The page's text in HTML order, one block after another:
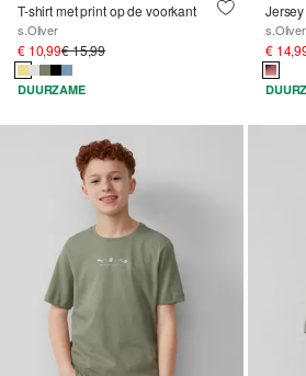
T-shirt met print op de voorkant
s.Oliver
€ 10,99€ 15,99
DUURZAME
s.Oliver
€